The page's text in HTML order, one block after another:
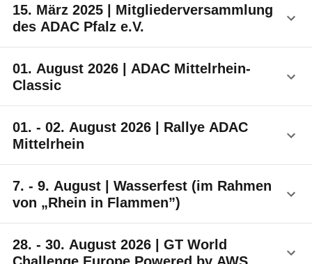
70. Heimatwettbewerb des ADAC Pfalz "Mühlen
in der Pfalz"
Mit 18 Suchaufgaben schicken wir Sie jedes Jahr
erneut auf die Reise durch die Pfalz. Wer
bis zum 30. September mindestens fünf Suchziele
10 Euro (8 Euro für
ADAC Mitglieder) eine Erinnerungsplakette - je
nach Punktezahl in Gold,
Silber oder Bronze.
weitere Informationen
15. März 2025 | Mitgliederversammlung
des ADAC Pfalz e.V.
Ort: CongressForum, Frankenthal
01. August 2026 | ADAC Mittelrhein-
Classic
Bad Ems
01. - 02. August 2026 | Rallye ADAC
Mittelrhein
7. - 9. August | Wasserfest (im Rahmen
von „Rhein in Flammen”)
7. bis 9. August 2026, ADAC Area am
Deutschen Eck / Esther-Bejarano-Straße
28. - 30. August 2026 | GT World